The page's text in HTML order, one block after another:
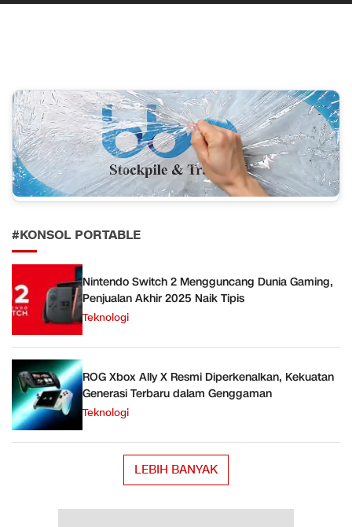
#KONSOL PORTABLE
Nintendo Switch 2 Mengguncang Dunia Gaming,
Penjualan Akhir 2025 Naik Tipis
Teknologi
ROG Xbox Ally X Resmi Diperkenalkan, Kekuatan
Generasi Terbaru dalam Genggaman
Teknologi
LEBIH BANYAK